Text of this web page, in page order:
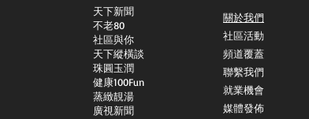
天下新聞
不老80
社區與你
天下縱橫談
​珠圓玉潤
​健康100Fun
蒸緻靚湯
​廣視新聞
關於我們
社區活動
頻道覆蓋
聯繫我們
就業機會
媒體發佈